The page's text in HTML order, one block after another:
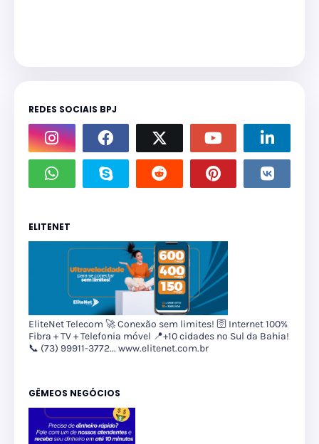
REDES SOCIAIS BPJ
ELITENET
EliteNet Telecom 🚀 Conexão sem limites! 🛜 Internet 100%
Fibra + TV + Telefonia móvel 📍+10 cidades no Sul da Bahia!
📞 (73) 99911-3772... www.elitenet.com.br
GÊMEOS NEGÓCIOS